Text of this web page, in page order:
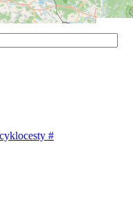
mailu doručí každý nový
#